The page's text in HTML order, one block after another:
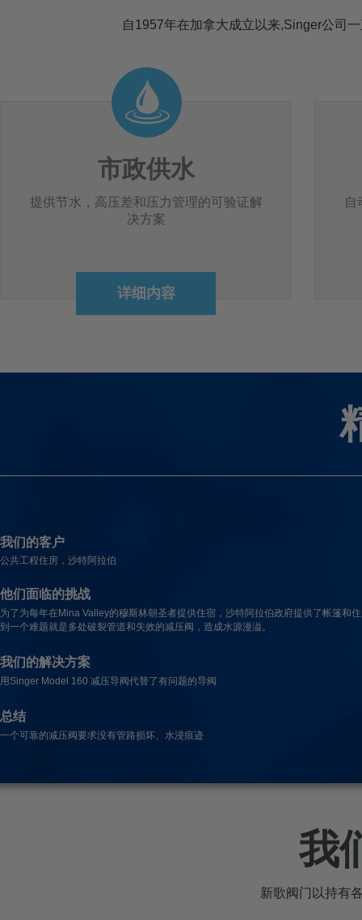
自1957年在加拿大成立以来,Singer公司
市政供水
提供节水，高压差和压力管理的可验证解
决方案
详细内容
自
我们的客户
公共工程住房，沙特阿拉伯
他们面临的挑战
为了为每年在Mina Valley的穆斯林朝圣者提供住宿，沙特阿拉伯政府提供了帐篷和
到一个难题就是多处破裂管道和失效的减压阀，造成水源漫溢。
我们的解决方案
用Singer Model 160 减压导阀代替了有问题的导阀
总结
一个可靠的减压阀要求没有管路损坏、水浸痕迹
我
新歌阀门以持有